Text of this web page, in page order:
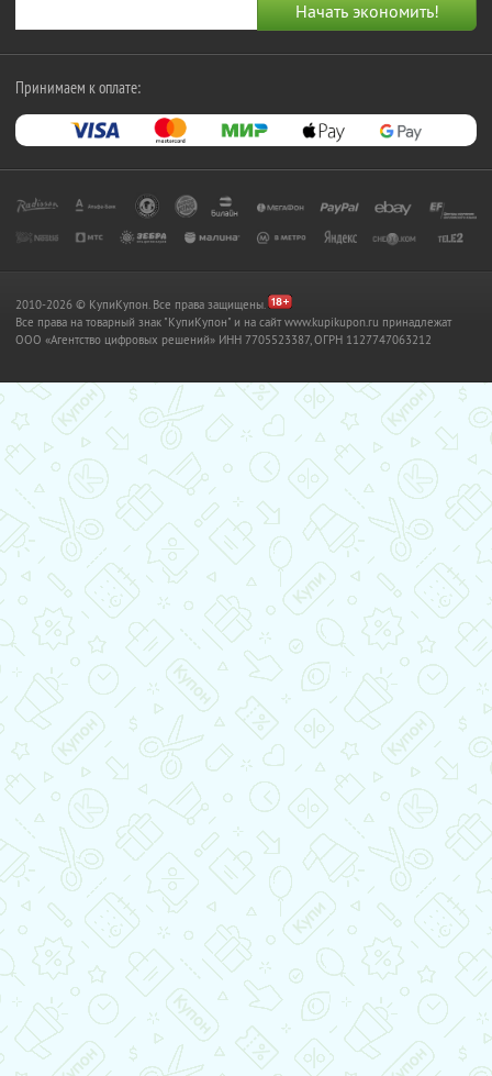
Принимаем к оплате:
2010-2026 © КупиКупон. Все права защищены.
Все права на товарный знак "КупиКупон" и на сайт www.kupikupon.ru принадлежат
OOO «Агентство цифровых решений» ИНН 7705523387, ОГРН 1127747063212